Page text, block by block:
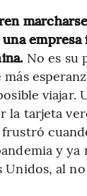
empresa
No es su
viajar.
la tarjeta
y
Unidos, al